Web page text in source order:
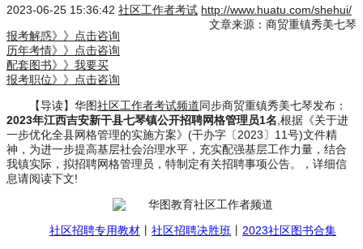
2023-06-25 15:36:42 社区工作者考试 http://www.huatu.com/shehui/
文章来源：商贸重镇秀美七琴
报考解惑》》点击咨询
历年考情》》点击咨询
配套图书》》我要买
报考职位》》点击咨询
【导读】华图社区工作者考试频道同步商贸重镇秀美七琴发布：
2023年江西吉安新干县七琴镇公开招聘网格管理员1名,根据《关于进
一步优化全县网格管理的实施方案》(干办字〔2023〕11号)文件精
神，为进一步提高基层社会治理水平，充实配强基层工作力量，结合
我镇实际，拟招聘网格管理员，特制定有关招聘事项公告。，详细信
息请阅读下文!
社区招聘专用教材 社区招聘决胜班
2023社区图书合集